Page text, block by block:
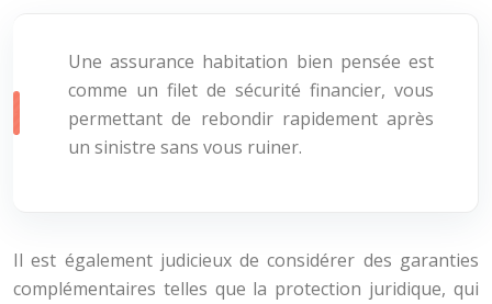
Une assurance habitation bien pensée est
comme un filet de sécurité financier, vous
permettant de rebondir rapidement après
un sinistre sans vous ruiner.
Il est également judicieux de considérer des garanties
complémentaires telles que la protection juridique, qui